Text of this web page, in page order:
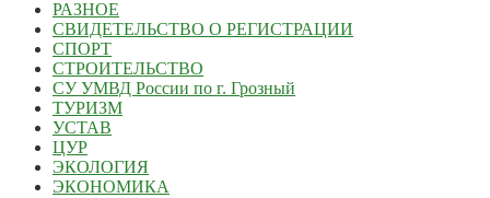
РАЗНОЕ
СВИДЕТЕЛЬСТВО О РЕГИСТРАЦИИ
СПОРТ
СТРОИТЕЛЬСТВО
СУ УМВД России по г. Грозный
ТУРИЗМ
УСТАВ
ЦУР
ЭКОЛОГИЯ
ЭКОНОМИКА